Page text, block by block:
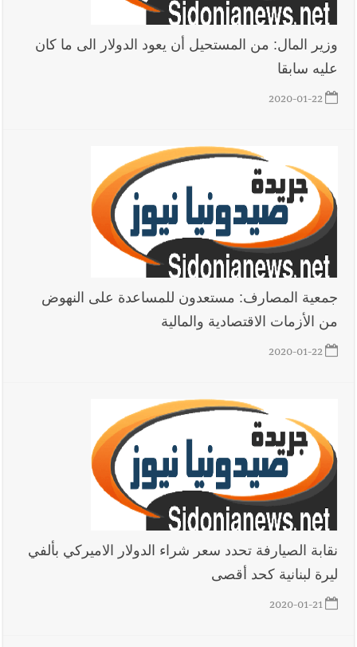
وزير المال: من المستحيل أن يعود الدولار الى ما كان
عليه سابقا
2020-01-22
جمعية المصارف: مستعدون للمساعدة على النهوض
من الأزمات الاقتصادية والمالية
2020-01-22
نقابة الصيارفة تحدد سعر شراء الدولار الاميركي بألفي
ليرة لبنانية كحد أقصى
2020-01-21